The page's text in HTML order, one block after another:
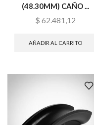
(48.30MM) CAÑO ...
$ 62.481,12
AÑADIR AL CARRITO